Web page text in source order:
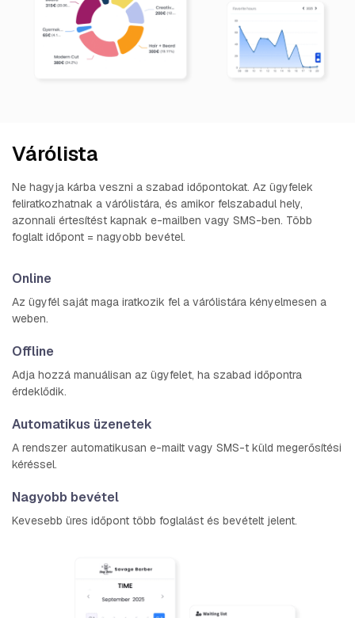
Várólista
Ne hagyja kárba veszni a szabad időpontokat. Az ügyfelek
feliratkozhatnak a várólistára, és amikor felszabadul hely,
azonnali értesítést kapnak e-mailben vagy SMS-ben. Több
foglalt időpont = nagyobb bevétel.
Online
Az ügyfél saját maga iratkozik fel a várólistára kényelmesen a
weben.
Offline
Adja hozzá manuálisan az ügyfelet, ha szabad időpontra
érdeklődik.
Automatikus üzenetek
A rendszer automatikusan e-mailt vagy SMS-t küld megerősítési
kéréssel.
Nagyobb bevétel
Kevesebb üres időpont több foglalást és bevételt jelent.